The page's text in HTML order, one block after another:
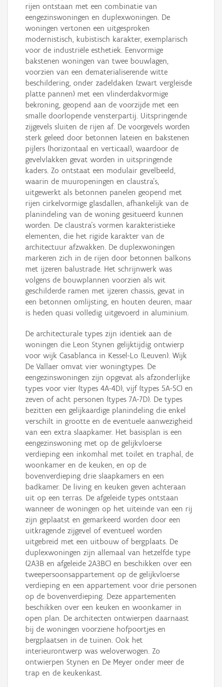
rijen ontstaan met een combinatie van
eengezinswoningen en duplexwoningen. De
woningen vertonen een uitgesproken
modernistisch, kubistisch karakter, exemplarisch
voor de industriële esthetiek. Eenvormige
bakstenen woningen van twee bouwlagen,
voorzien van een dematerialiserende witte
beschildering, onder zadeldaken (zwart vergleisde
platte pannen) met een vlinderdakvormige
bekroning, geopend aan de voorzijde met een
smalle doorlopende vensterpartij. Uitspringende
zijgevels sluiten de rijen af. De voorgevels worden
sterk geleed door betonnen lateien en bakstenen
pijlers (horizontaal en verticaal), waardoor de
gevelvlakken gevat worden in uitspringende
kaders. Zo ontstaat een modulair gevelbeeld,
waarin de muuropeningen en claustra’s,
uitgewerkt als betonnen panelen geopend met
rijen cirkelvormige glasdallen, afhankelijk van de
planindeling van de woning gesitueerd kunnen
worden. De claustra’s vormen karakteristieke
elementen, die het rigide karakter van de
architectuur afzwakken. De duplexwoningen
markeren zich in de rijen door betonnen balkons
met ijzeren balustrade. Het schrijnwerk was
volgens de bouwplannen voorzien als wit
geschilderde ramen met ijzeren chassis, gevat in
een betonnen omlijsting, en houten deuren, maar
is heden quasi volledig uitgevoerd in aluminium.
De architecturale types zijn identiek aan de
woningen die Leon Stynen gelijktijdig ontwierp
voor wijk Casablanca in Kessel-Lo (Leuven). Wijk
De Vallaer omvat vier woningtypes. De
eengezinswoningen zijn opgevat als afzonderlijke
types voor vier (types 4A-4D), vijf (types 5A-5C) en
zeven of acht personen (types 7A-7D). De types
bezitten een gelijkaardige planindeling die enkel
verschilt in grootte en de eventuele aanwezigheid
van een extra slaapkamer. Het basisplan is een
eengezinswoning met op de gelijkvloerse
verdieping een inkomhal met toilet en traphal, de
woonkamer en de keuken, en op de
bovenverdieping drie slaapkamers en een
badkamer. De living en keuken geven achteraan
uit op een terras. De afgeleide types ontstaan
wanneer de woningen op het uiteinde van een rij
zijn geplaatst en gemarkeerd worden door een
uitkragende zijgevel of eventueel worden
uitgebreid met een uitbouw of bergplaats. De
duplexwoningen zijn allemaal van hetzelfde type
(2A3B en afgeleide 2A3BC) en beschikken over een
tweepersoonsappartement op de gelijkvloerse
verdieping en een appartement voor drie personen
op de bovenverdieping. Deze appartementen
beschikken over een keuken en woonkamer in
open plan. De architecten ontwierpen daarnaast
bij de woningen voorziene hofpoortjes en
bergplaatsen in de tuinen. Ook het
interieurontwerp was weloverwogen. Zo
ontwierpen Stynen en De Meyer onder meer de
trap en de keukenkast.